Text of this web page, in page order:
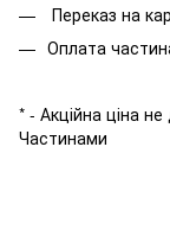
Переказ на
Оплата
* - Акційна ціна
Частинами